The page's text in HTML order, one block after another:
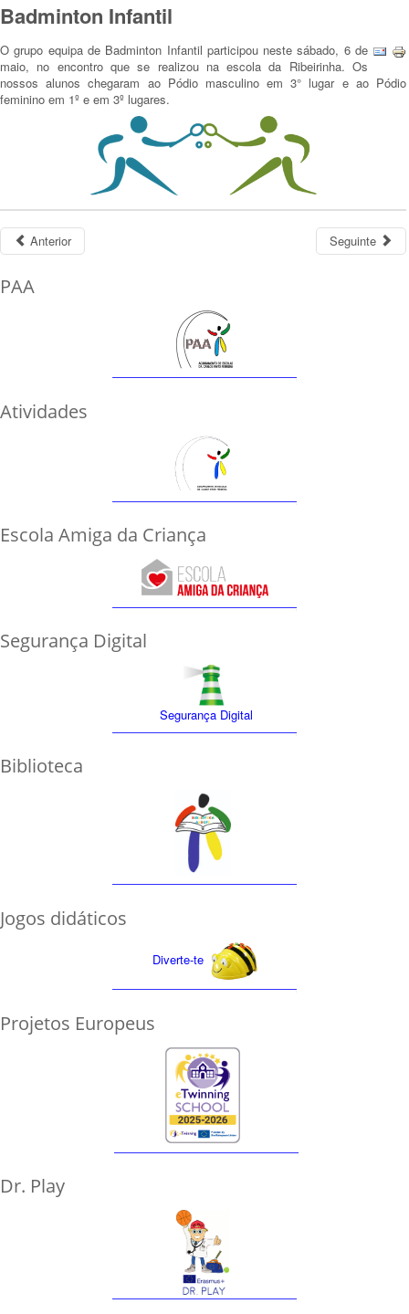
Badminton Infantil
O grupo equipa de Badminton Infantil participou neste sábado, 6 de
maio, no encontro que se realizou na escola da Ribeirinha. Os
nossos alunos chegaram ao Pódio masculino em 3° lugar e ao Pódio
feminino em 1º e em 3º lugares.
Anterior Seguinte
PAA
Atividades
Escola Amiga da Criança
Segurança Digital
Segurança Digital
Biblioteca
Jogos didáticos
Diverte-te
Projetos Europeus
Dr. Play